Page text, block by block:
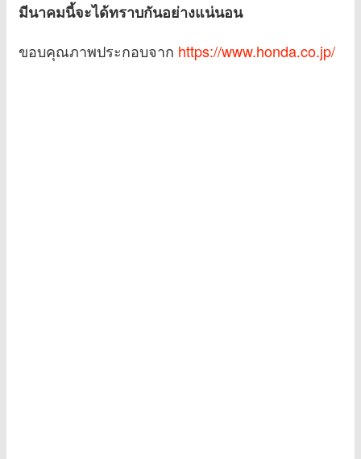
มีนาคมนี้จะได้ทราบกันอย่างแน่นอน
ขอบคุณภาพประกอบจาก https://www.honda.co.jp/